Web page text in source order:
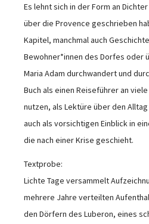
Es lehnt sich in der Form an
über die Provence geschrieben
Kapitel, manchmal auch
Bewohner*innen des Dorfes oder
Maria Adam durchwandert und
Buch als einen Reiseführer an
nutzen, als Lektüre über den
auch als vorsichtigen Einblick in
die nach einer Krise geschieht.
Textprobe:
Lichte Tage versammelt
mehrere Jahre verteilten
den Dörfern des Luberon, eines